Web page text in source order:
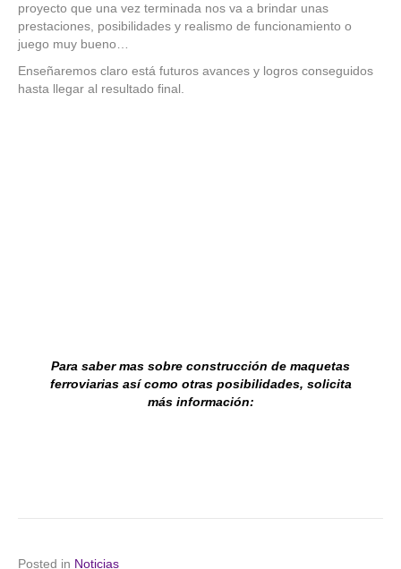
proyecto que una vez terminada nos va a brindar unas
prestaciones, posibilidades y realismo de funcionamiento o
juego muy bueno…
Enseñaremos claro está futuros avances y logros conseguidos
hasta llegar al resultado final.
Para saber mas sobre construcción de maquetas
ferroviarias así como otras posibilidades, solicita
más información:
Posted in Noticias